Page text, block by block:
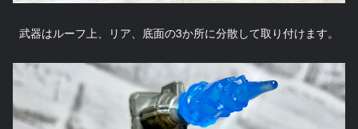
武器はルーフ上、リア、底面の3か所に分散して取り付けます。